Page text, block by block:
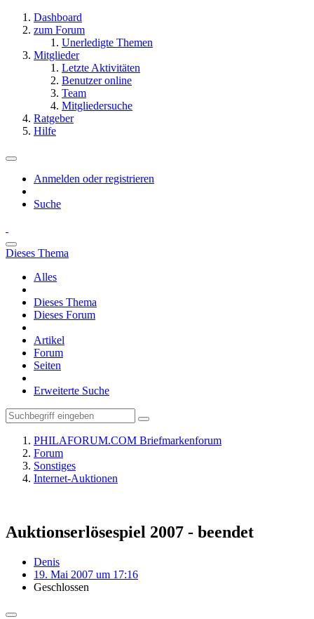
Dashboard
zum Forum
Unerledigte Themen
Mitglieder
Letzte Aktivitäten
Benutzer online
Team
Mitgliedersuche
Ratgeber
Hilfe
Anmelden oder registrieren
Suche
Dieses Thema
Alles
Dieses Thema
Dieses Forum
Artikel
Forum
Seiten
Erweiterte Suche
PHILAFORUM.COM Briefmarkenforum
Forum
Sonstiges
Internet-Auktionen
Auktionserlösespiel 2007 - beendet
Denis
19. Mai 2007 um 17:16
Geschlossen